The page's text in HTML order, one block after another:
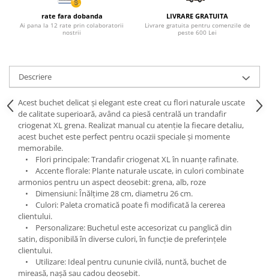
rate fara dobanda
Ai pana la 12 rate prin colaboratorii
nostrii
LIVRARE GRATUITA
Livrare gratuita pentru comenzile de
peste 600 Lei
Descriere
Acest buchet delicat și elegant este creat cu flori naturale uscate
de calitate superioară, având ca piesă centrală un trandafir
criogenat XL grena. Realizat manual cu atenție la fiecare detaliu,
acest buchet este perfect pentru ocazii speciale și momente
memorabile.
• Flori principale: Trandafir criogenat XL în nuanțe rafinate.
• Accente florale: Plante naturale uscate, in culori combinate
armonios pentru un aspect deosebit: grena, alb, roze
• Dimensiuni: Înălțime 28 cm, diametru 26 cm.
• Culori: Paleta cromatică poate fi modificată la cererea
clientului.
• Personalizare: Buchetul este accesorizat cu panglică din
satin, disponibilă în diverse culori, în funcție de preferințele
clientului.
• Utilizare: Ideal pentru cununie civilă, nuntă, buchet de
mireasă, nașă sau cadou deosebit.